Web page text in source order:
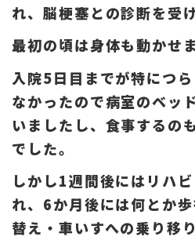
れ、脳梗塞との診断を受
最初の頃は身体も動かせ
入院5日目までが特につ
なかったので病室のベッ
いましたし、食事するの
でした。
しかし1週間後にはリハ
れ、6か月後には何とか
替え・車いすへの乗り移